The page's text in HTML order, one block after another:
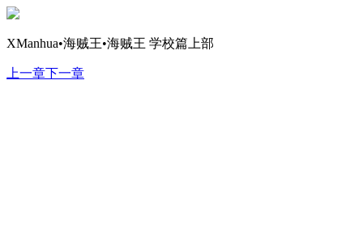
XManhua•海贼王•海贼王 学校篇上部
上一章下一章